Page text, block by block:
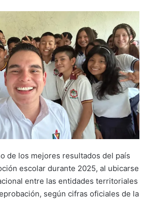
de los mejores resultados del país
escolar durante 2025, al ubicarse
entre las entidades territoriales
según cifras oficiales de la